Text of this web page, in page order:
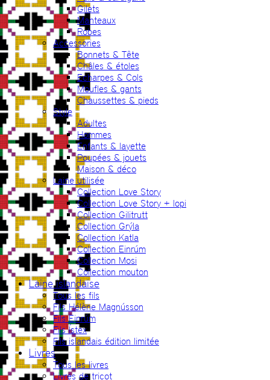
Gilets
Manteaux
Robes
Accessories
Bonnets & Tête
Châles & étoles
Echarpes & Cols
Moufles & gants
Chaussettes & pieds
Style
Adultes
Hommes
Enfants & layette
Poupées & jouets
Maison & déco
Laine utilisée
Collection Love Story
Collection Love Story + lopi
Collection Gilitrutt
Collection Grýla
Collection Katla
Collection Einrúm
Collection Mosi
Collection mouton
Laine islandaise
Tous les fils
Fils Hélène Magnússon
Fils Einrúm
Fils Ístex
Fils islandais édition limitée
Livres
Tous les livres
Livres de tricot